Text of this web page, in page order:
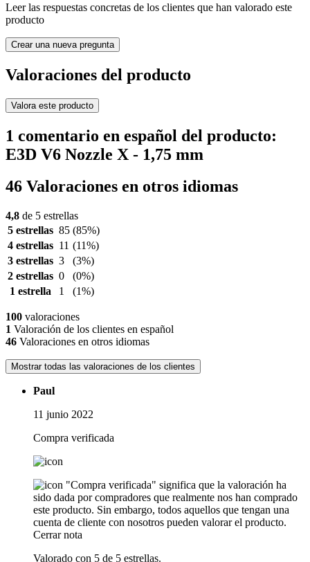
Leer las respuestas concretas de los clientes que han valorado este
producto
Crear una nueva pregunta
Valoraciones del producto
Valora este producto
1 comentario en español del producto:
E3D V6 Nozzle X - 1,75 mm
46 Valoraciones en otros idiomas
4,8 de 5 estrellas
5 estrellas 85 (85%)
4 estrellas 11 (11%)
3 estrellas 3
(3%)
2 estrellas 0
(0%)
1 estrella
1 (1%)
100 valoraciones
1 Valoración de los clientes en español
46 Valoraciones en otros idiomas
Mostrar todas las valoraciones de los clientes
Paul
11 junio 2022
Compra verificada
"Compra verificada" significa que la valoración ha
sido dada por compradores que realmente nos han comprado
este producto. Sin embargo, todos aquellos que tengan una
cuenta de cliente con nosotros pueden valorar el producto.
Cerrar nota
Valorado con 5 de 5 estrellas.